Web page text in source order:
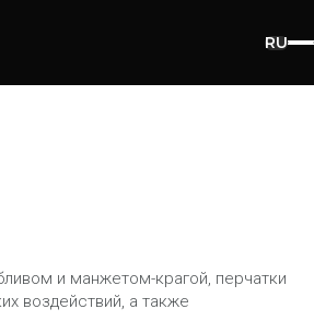
RU
и манжетом-крагой, перчатки
воздействий, а также